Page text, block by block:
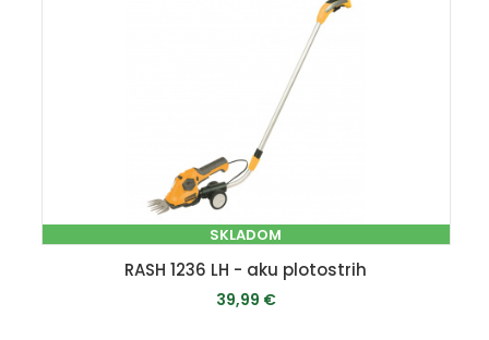
SKLADOM
RASH 1236 LH - aku plotostrih
39,99 €